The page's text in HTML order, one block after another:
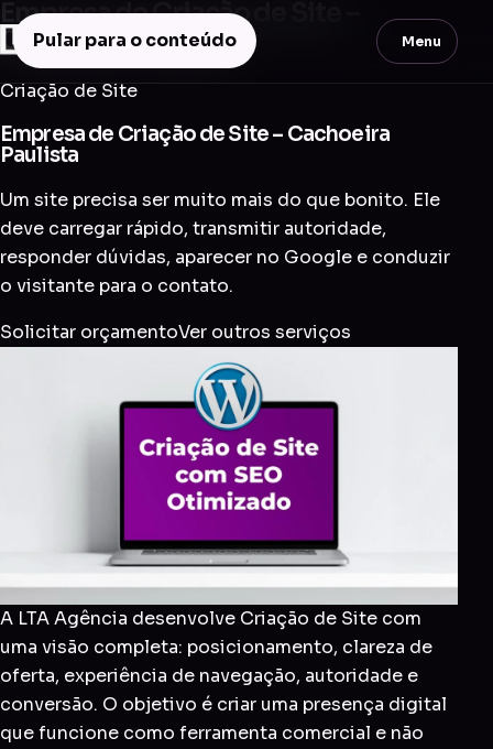
Pular para o conteúdo Menu
Empresa de Criação de Site –
Cachoeira Paulista
Criação de Site
Empresa de Criação de Site – Cachoeira
Paulista
Um site precisa ser muito mais do que bonito. Ele
deve carregar rápido, transmitir autoridade,
responder dúvidas, aparecer no Google e conduzir
o visitante para o contato.
Solicitar orçamentoVer outros serviços
A LTA Agência desenvolve Criação de Site com
uma visão completa: posicionamento, clareza de
oferta, experiência de navegação, autoridade e
conversão. O objetivo é criar uma presença digital
que funcione como ferramenta comercial e não